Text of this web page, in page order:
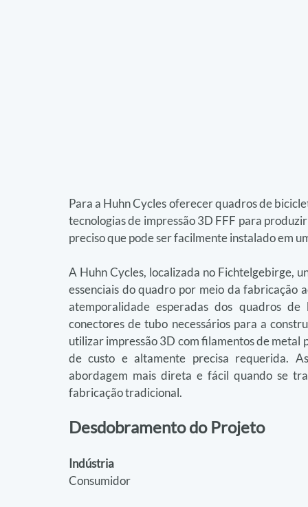
Para a Huhn Cycles oferecer quadros de
tecnologias de impressão 3D FFF para
preciso que pode ser facilmente instalado em
A Huhn Cycles, localizada no Fichtelgebirge,
essenciais do quadro por meio da fabricação
atemporalidade esperadas dos quadros
conectores de tubo necessários para a
utilizar impressão 3D com filamentos de metal
de custo e altamente precisa requerida.
abordagem mais direta e fácil quando se
fabricação tradicional.
Desdobramento do Projeto
Indústria
Consumidor